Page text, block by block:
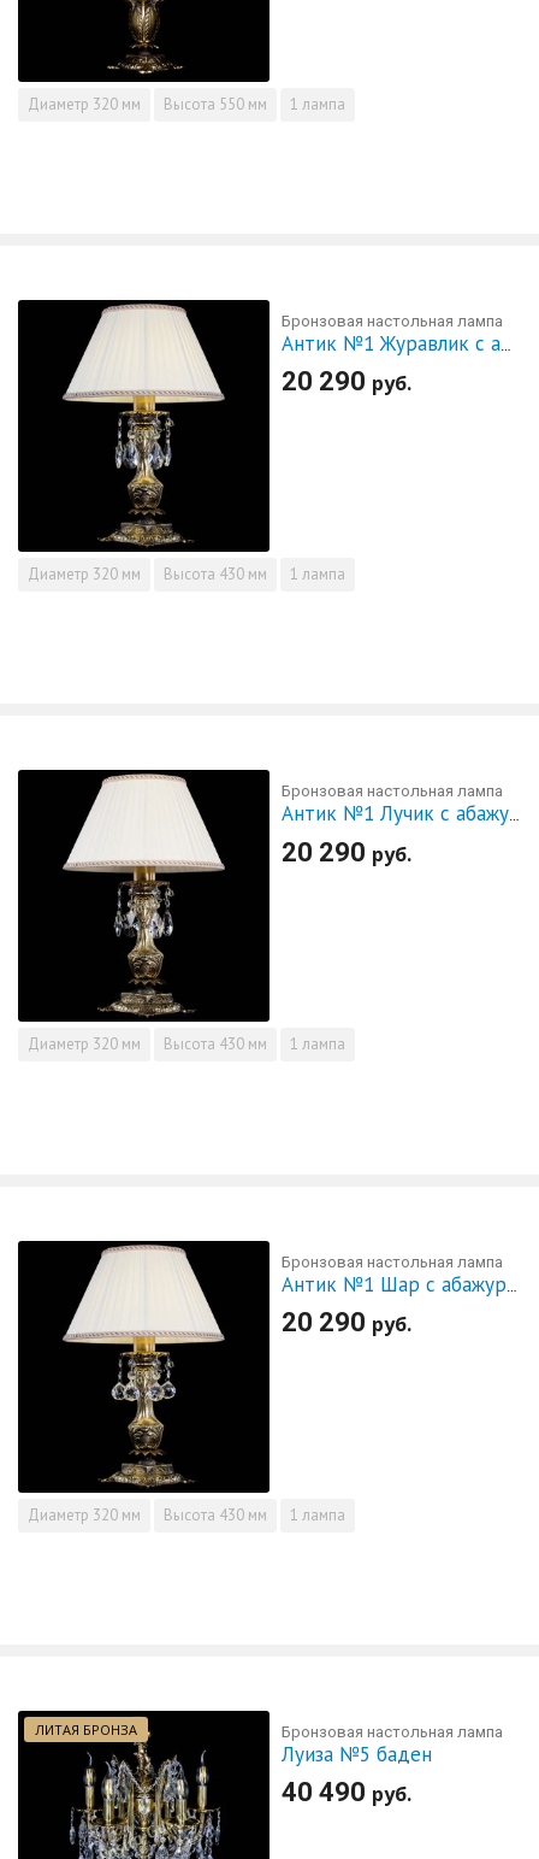
Диаметр 320 мм Высота 550 мм 1 лампа
Бронзовая настольная лампа
Антик №1 Журавлик с абажуром
20 290 руб.
Диаметр 320 мм Высота 430 мм 1 лампа
Бронзовая настольная лампа
Антик №1 Лучик с абажуром
20 290 руб.
Диаметр 320 мм Высота 430 мм 1 лампа
Бронзовая настольная лампа
Антик №1 Шар с абажуром
20 290 руб.
Диаметр 320 мм Высота 430 мм 1 лампа
ЛИТАЯ БРОНЗА Бронзовая настольная лампа
Луиза №5 баден
40 490 руб.